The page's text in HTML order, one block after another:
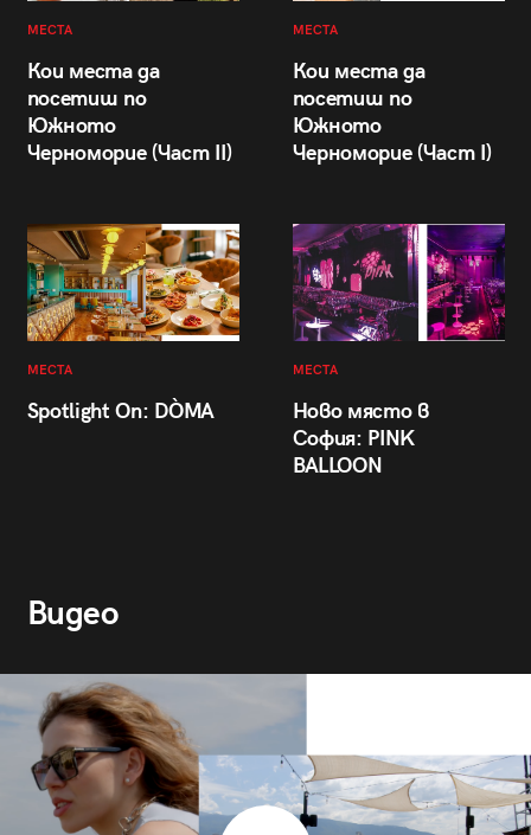
МЕСТА
Кои места да
посетиш по
Южното
Черноморие (Част II)
МЕСТА
Кои места да
посетиш по
Южното
Черноморие (Част I)
МЕСТА
Spotlight On: DÒMA
МЕСТА
Ново място в
София: PINK
BALLOON
Видео